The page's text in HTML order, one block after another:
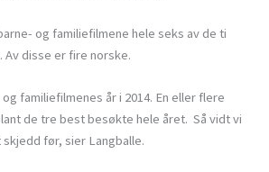
og familiefilmene hele seks av de ti
disse er fire norske.
familiefilmenes år i 2014. En eller flere
de tre best besøkte hele året. Så vidt vi
før, sier Langballe.